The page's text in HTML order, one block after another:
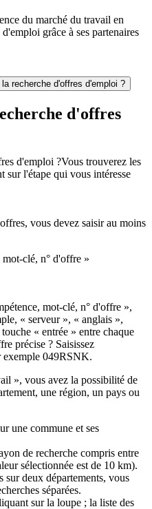
du marché du travail en
grâce à ses partenaires
recherche d'offres d'emploi ?
d'offres
d'emploi ?Vous trouverez les
sur l'étape qui vous intéresse
vous devez saisir au moins
clé, n° d'offre »
mot-clé, n° d'offre »,
« serveur », « anglais »,
« entrée » entre chaque
précise ? Saisissez
exemple 049RSNK.
», vous avez la possibilité de
une région, un pays ou
une commune et ses
de recherche compris entre
sélectionnée est de 10 km).
sur deux départements, vous
séparées.
sur la loupe ; la liste des